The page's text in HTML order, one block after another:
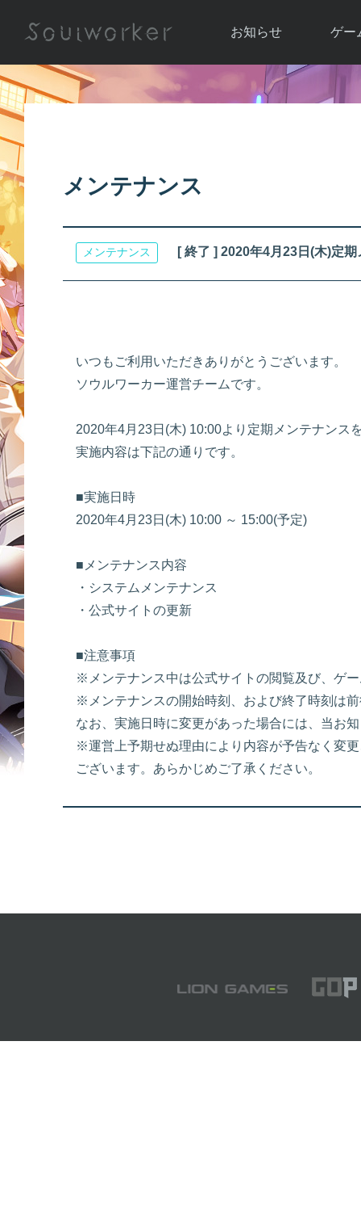
お知らせ
お知らせ一覧
ゲー
ソウ
アップ
メンテナンス
メンテナンス [ 終了 ] 2020年4月23日(木)定
いつもご利用いただきありがとうございます。
ソウルワーカー運営チームです。
2020年4月23日(木) 10:00より定期メンテナンス
実施内容は下記の通りです。
■実施日時
2020年4月23日(木) 10:00 ～ 15:00(予定)
■メンテナンス内容
・システムメンテナンス
・公式サイトの更新
■注意事項
※メンテナンス中は公式サイトの閲覧及び、ゲ
※メンテナンスの開始時刻、および終了時刻は
なお、実施日時に変更があった場合には、当お
※運営上予期せぬ理由により内容が予告なく変
ございます。あらかじめご了承ください。